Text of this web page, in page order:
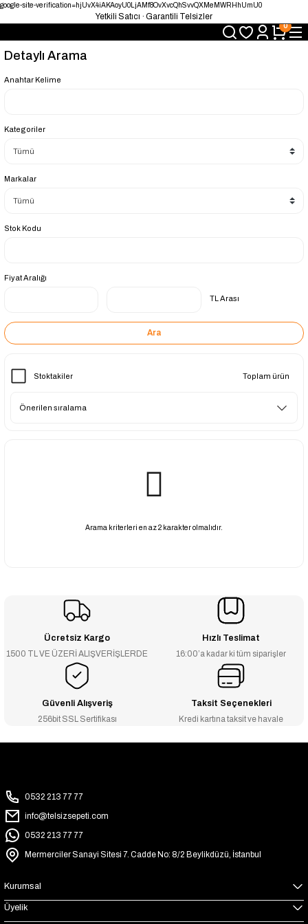
google-site-verification=hjUvX4iAKAoyU0LjAMf8OvXvcQhSvvQXMeMWRHhUmU0
Yetkili Satıcı · Garantili Telsizler
Uygun Fiyat · Hızlı Teslimat
0
Detaylı Arama
Anahtar Kelime
Kategoriler
Markalar
Stok Kodu
Fiyat Aralığı
TL Arası
Ara
Stoktakiler Toplam ürün
Arama kriterleri en az 2 karakter olmalıdır.
Ücretsiz Kargo
1500 TL VE ÜZERİ ALIŞVERİŞLERDE
Hızlı Teslimat
16:00’a kadar ki tüm siparişler
Güvenli Alışveriş
256bit SSL Sertifikası
Taksit Seçenekleri
Kredi kartına taksit ve havale
0532 213 77 77
info@telsizsepeti.com
0532 213 77 77
Mermerciler Sanayi Sitesi 7. Cadde No: 8/2 Beylikdüzü, İstanbul
Kurumsal
Üyelik